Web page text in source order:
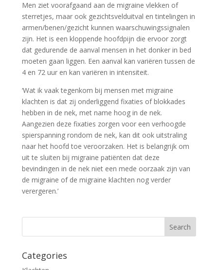
Men ziet voorafgaand aan de migraine vlekken of
sterretjes, maar ook gezichtsvelduitval en tintelingen in
armen/benen/gezicht kunnen waarschuwingssignalen
zijn. Het is een kloppende hoofdpijn die ervoor zorgt
dat gedurende de aanval mensen in het donker in bed
moeten gaan liggen. Een aanval kan variëren tussen de
4 en 72 uur en kan variëren in intensiteit.
‘Wat ik vaak tegenkom bij mensen met migraine
klachten is dat zij onderliggend fixaties of blokkades
hebben in de nek, met name hoog in de nek.
Aangezien deze fixaties zorgen voor een verhoogde
spierspanning rondom de nek, kan dit ook uitstraling
naar het hoofd toe veroorzaken. Het is belangrijk om
uit te sluiten bij migraine patiënten dat deze
bevindingen in de nek niet een mede oorzaak zijn van
de migraine of de migraine klachten nog verder
verergeren.’
Categories